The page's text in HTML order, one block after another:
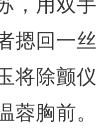
，用双手
摁回一丝
将除颤仪
蓉胸前。